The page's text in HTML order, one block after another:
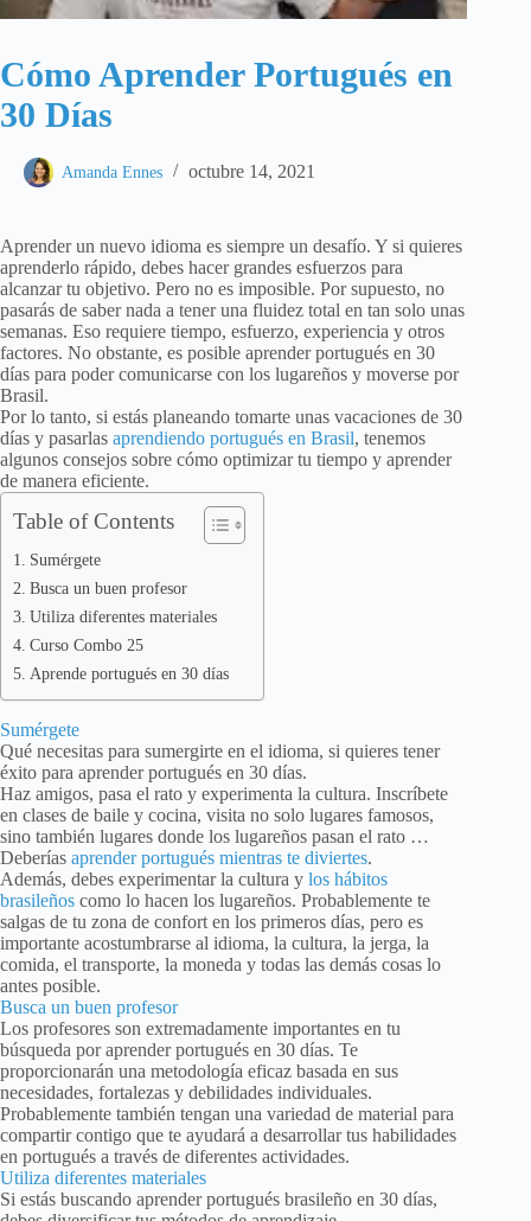
Cómo Aprender Portugués en
30 Días
Amanda Ennes octubre 14, 2021
Aprender un nuevo idioma es siempre un desafío. Y si quieres
aprenderlo rápido, debes hacer grandes esfuerzos para
alcanzar tu objetivo. Pero no es imposible. Por supuesto, no
pasarás de saber nada a tener una fluidez total en tan solo unas
semanas. Eso requiere tiempo, esfuerzo, experiencia y otros
factores. No obstante, es posible aprender portugués en 30
días para poder comunicarse con los lugareños y moverse por
Brasil.
Por lo tanto, si estás planeando tomarte unas vacaciones de 30
días y pasarlas aprendiendo portugués en Brasil, tenemos
algunos consejos sobre cómo optimizar tu tiempo y aprender
de manera eficiente.
Table of Contents
Sumérgete
Busca un buen profesor
Utiliza diferentes materiales
Curso Combo 25
Aprende portugués en 30 días
Sumérgete
Qué necesitas para sumergirte en el idioma, si quieres tener
éxito para aprender portugués en 30 días.
Haz amigos, pasa el rato y experimenta la cultura. Inscríbete
en clases de baile y cocina, visita no solo lugares famosos,
sino también lugares donde los lugareños pasan el rato …
Deberías aprender portugués mientras te diviertes.
Además, debes experimentar la cultura y los hábitos
brasileños como lo hacen los lugareños. Probablemente te
salgas de tu zona de confort en los primeros días, pero es
importante acostumbrarse al idioma, la cultura, la jerga, la
comida, el transporte, la moneda y todas las demás cosas lo
antes posible.
Busca un buen profesor
Los profesores son extremadamente importantes en tu
búsqueda por aprender portugués en 30 días. Te
proporcionarán una metodología eficaz basada en sus
necesidades, fortalezas y debilidades individuales.
Probablemente también tengan una variedad de material para
compartir contigo que te ayudará a desarrollar tus habilidades
en portugués a través de diferentes actividades.
Utiliza diferentes materiales
Si estás buscando aprender portugués brasileño en 30 días,